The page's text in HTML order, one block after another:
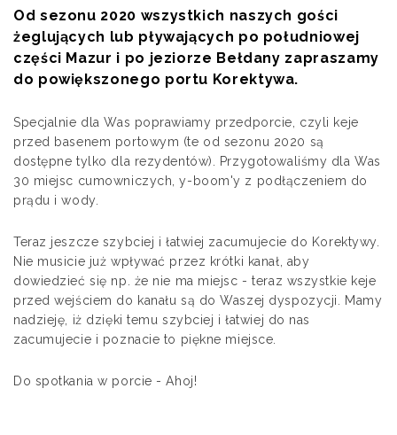
Od sezonu 2020 wszystkich naszych gości
żeglujących lub pływających po południowej
części Mazur i po jeziorze Bełdany zapraszamy
do powiększonego portu Korektywa.
Specjalnie dla Was poprawiamy przedporcie, czyli keje
przed basenem portowym (te od sezonu 2020 są
dostępne tylko dla rezydentów). Przygotowaliśmy dla Was
30 miejsc cumowniczych, y-boom'y z podłączeniem do
prądu i wody.
Teraz jeszcze szybciej i łatwiej zacumujecie do Korektywy.
Nie musicie już wpływać przez krótki kanał, aby
dowiedzieć się np. że nie ma miejsc - teraz wszystkie keje
przed wejściem do kanału są do Waszej dyspozycji. Mamy
nadzieję, iż dzięki temu szybciej i łatwiej do nas
zacumujecie i poznacie to piękne miejsce.
Do spotkania w porcie - Ahoj!